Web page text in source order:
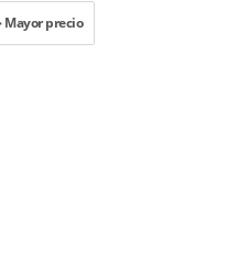
Mayor precio